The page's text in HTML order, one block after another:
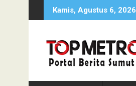
Kamis, Agustus 6, 2026